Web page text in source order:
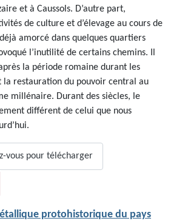
et à Caussols. D’autre part,
de culture et d’élevage au cours de
amorcé dans quelques quartiers
l’inutilité de certains chemins. Il
la période romaine durant les
la restauration du pouvoir central au
millénaire. Durant des siècles, le
différent de celui que nous
vous pour télécharger
protohistorique du pays